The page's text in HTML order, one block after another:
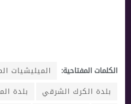
الكلمات المفتاحية:
الميليشيات
بلدة الكرك الشرقي
بلدة